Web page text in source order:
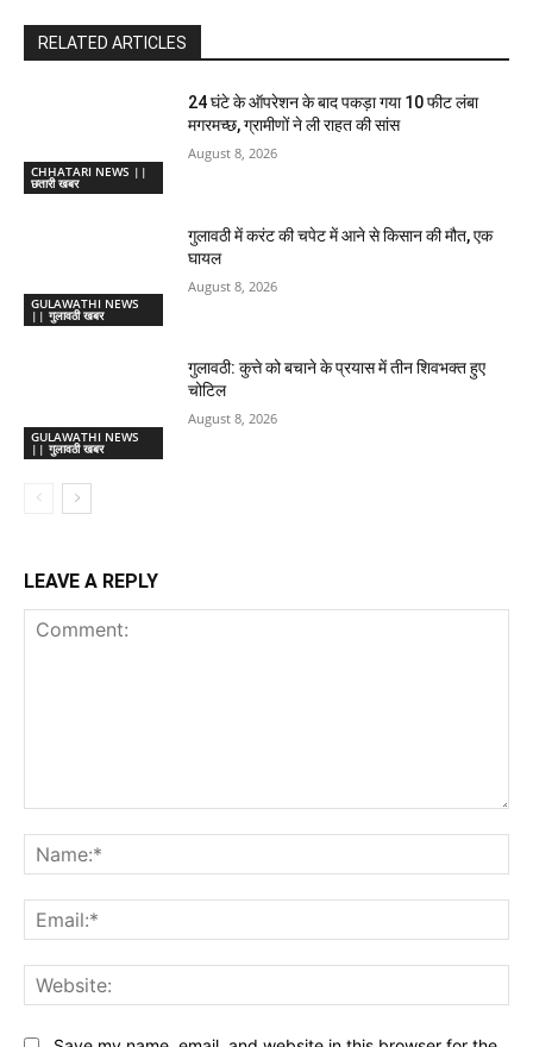
RELATED ARTICLES
CHHATARI NEWS ||
छतारी खबर
24 घंटे के ऑपरेशन के बाद पकड़ा गया 10 फीट लंबा
मगरमच्छ, ग्रामीणों ने ली राहत की सांस
August 8, 2026
GULAWATHI NEWS
|| गुलावठी खबर
गुलावठी में करंट की चपेट में आने से किसान की मौत, एक
घायल
August 8, 2026
GULAWATHI NEWS
|| गुलावठी खबर
गुलावठी: कुत्ते को बचाने के प्रयास में तीन शिवभक्त हुए
चोटिल
August 8, 2026
LEAVE A REPLY